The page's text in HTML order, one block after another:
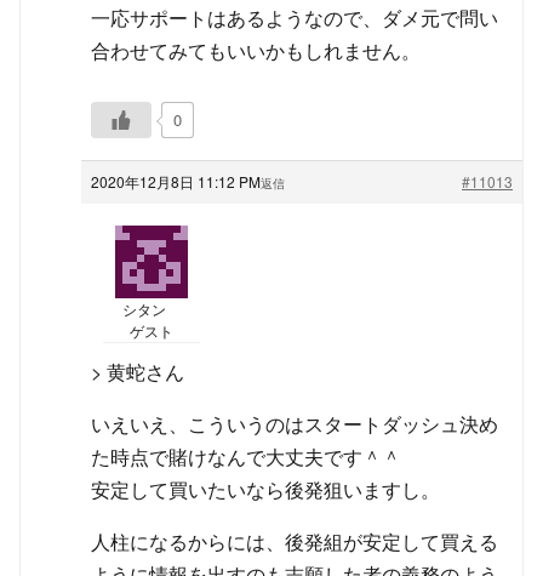
一応サポートはあるようなので、ダメ元で問い
合わせてみてもいいかもしれません。
0
2020年12月8日 11:12 PM #11013
返信
シタン
ゲスト
> 黄蛇さん
いえいえ、こういうのはスタートダッシュ決め
た時点で賭けなんで大丈夫です＾＾
安定して買いたいなら後発狙いますし。
人柱になるからには、後発組が安定して買える